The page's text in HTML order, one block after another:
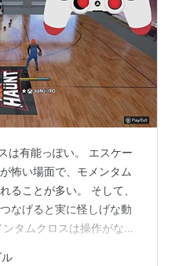
は有能っぽい。 エスケー
怖い場面で、モメンタム
ることが多い。 そして、
なげると実に怪しげな動
タムクロスは操作がなか
ル